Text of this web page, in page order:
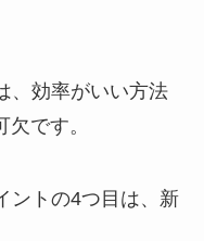
、効率がいい方法
です。
ントの4つ目は、新